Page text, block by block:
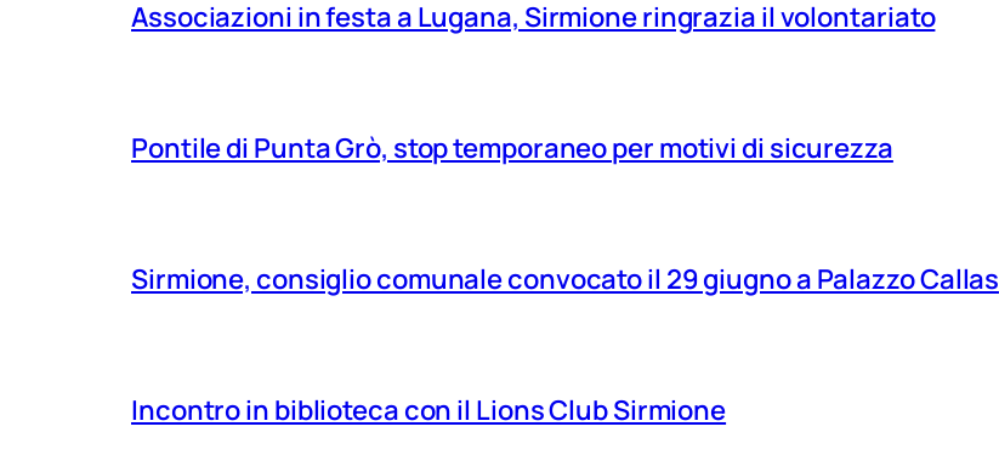
Associazioni in festa a Lugana, Sirmione ringrazia il volontariato
Pontile di Punta Grò, stop temporaneo per motivi di sicurezza
Sirmione, consiglio comunale convocato il 29 giugno a Palazzo Callas
Incontro in biblioteca con il Lions Club Sirmione